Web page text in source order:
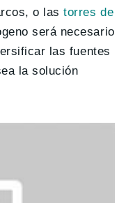
o lastorres de
será necesario
las fuentes
la solución